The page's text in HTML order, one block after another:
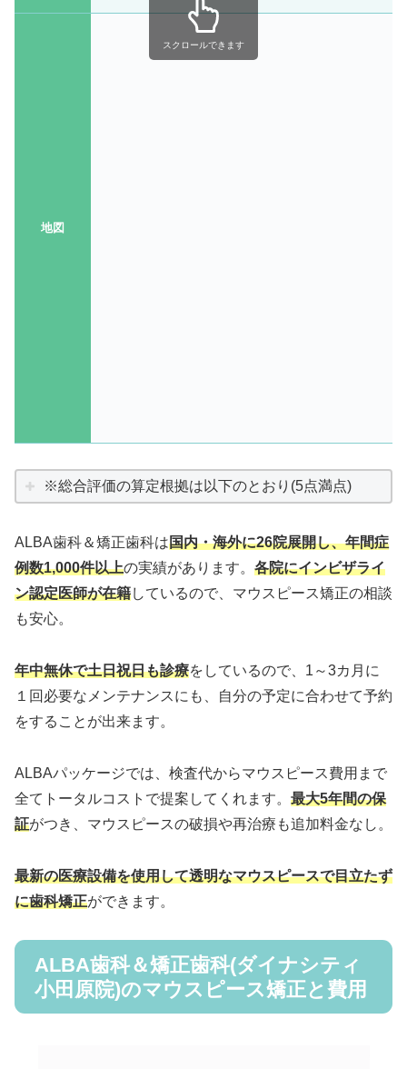
地図
スクロールできます
※総合評価の算定根拠は以下のとおり(5点満点)
ALBA歯科＆矯正歯科は国内・海外に26院展開し、年間症
例数1,000件以上の実績があります。 各院にインビザライ
ン認定医師が在籍しているので、マウスピース矯正の相談
も安心。
年中無休で土日祝日も診療をしているので、1～3カ月に
１回必要なメンテナンスにも、自分の予定に合わせて予約
をすることが出来ます。
ALBAパッケージでは、検査代からマウスピース費用まで
全てトータルコストで提案してくれます。 最大5年間の保
証がつき、マウスピースの破損や再治療も追加料金なし。
最新の医療設備を使用して透明なマウスピースで目立たず
に歯科矯正ができます。
ALBA歯科＆矯正歯科(ダイナシティ
小田原院)のマウスピース矯正と費用